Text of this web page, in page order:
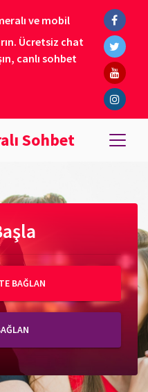
ve mobil
Ücretsiz chat
canlı sohbet
Sohbet
BAĞLAN